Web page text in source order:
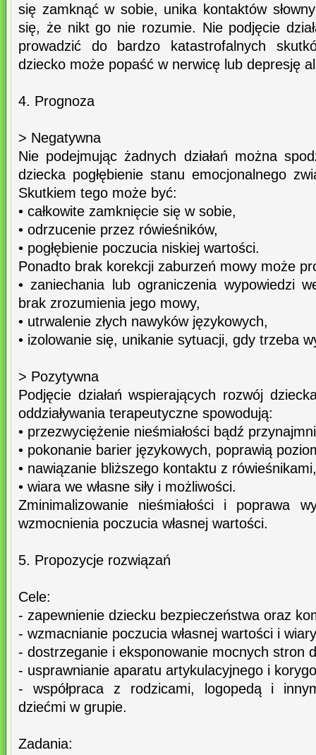
się zamknąć w sobie, unika kontaktów
się, że nikt go nie rozumie. Nie podjęcie
prowadzić do bardzo katastrofalnych
dziecko może popaść w nerwicę lub depresję
4. Prognoza
> Negatywna
Nie podejmując żadnych działań można
dziecka pogłębienie stanu emocjonalnego
Skutkiem tego może być:
• całkowite zamknięcie się w sobie,
• odrzucenie przez rówieśników,
• pogłębienie poczucia niskiej wartości.
Ponadto brak korekcji zaburzeń mowy może
• zaniechania lub ograniczenia wypowiedzi
brak zrozumienia jego mowy,
• utrwalenie złych nawyków językowych,
• izolowanie się, unikanie sytuacji, gdy trzeba
> Pozytywna
Podjęcie działań wspierających rozwój
oddziaływania terapeutyczne spowodują:
• przezwyciężenie nieśmiałości bądź
• pokonanie barier językowych, poprawią
• nawiązanie bliższego kontaktu z rówieśnikami,
• wiara we własne siły i możliwości.
Zminimalizowanie nieśmiałości i poprawa
wzmocnienia poczucia własnej wartości.
5. Propozycje rozwiązań
Cele:
- zapewnienie dziecku bezpieczeństwa oraz
- wzmacnianie poczucia własnej wartości i wiary
- dostrzeganie i eksponowanie mocnych stron
- usprawnianie aparatu artykulacyjnego i
- współpraca z rodzicami, logopedą i
dziećmi w grupie.
Zadania: